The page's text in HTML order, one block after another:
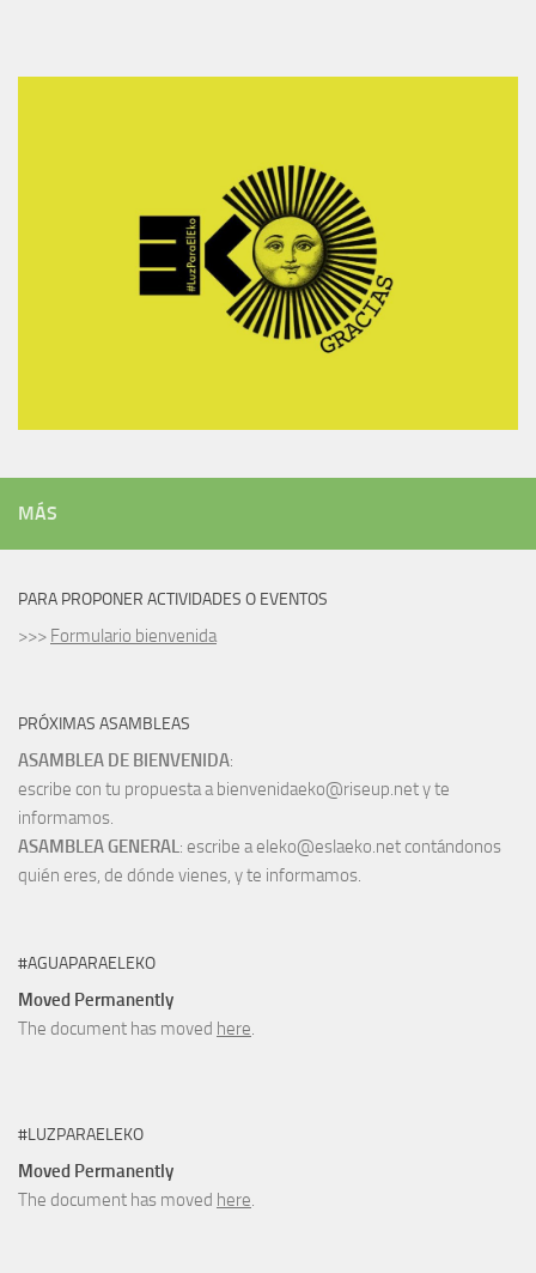
MÁS
PARA PROPONER ACTIVIDADES O EVENTOS
>>> Formulario bienvenida
PRÓXIMAS ASAMBLEAS
ASAMBLEA DE BIENVENIDA:
escribe con tu propuesta a bienvenidaeko@riseup.net y te
informamos.
ASAMBLEA GENERAL: escribe a eleko@eslaeko.net contándonos
quién eres, de dónde vienes, y te informamos.
#AGUAPARAELEKO
Moved Permanently
The document has moved here.
#LUZPARAELEKO
Moved Permanently
The document has moved here.